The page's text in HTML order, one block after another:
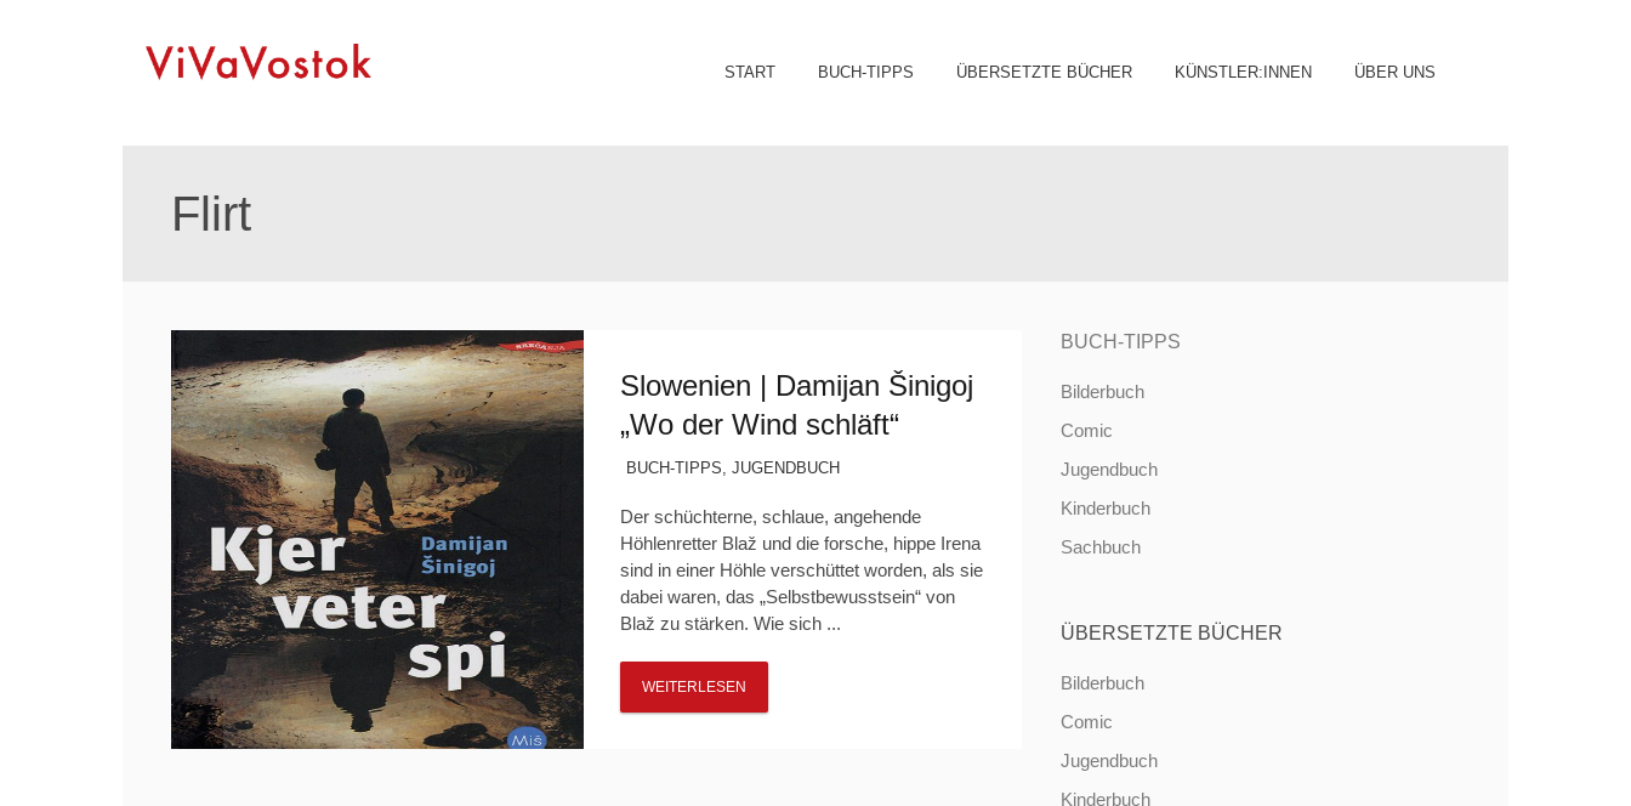
Skip
START BUCH-TIPPS ÜBERSETZTE BÜCHER KÜNSTLER:INNEN ÜBER UNS
Flirt
Slowenien | Damijan Šinigoj
„Wo der Wind schläft“
BUCH-TIPPS, JUGENDBUCH
Der schüchterne, schlaue, angehende
Höhlenretter Blaž und die forsche, hippe Irena
sind in einer Höhle verschüttet worden, als sie
dabei waren, das „Selbstbewusstsein“ von
Blaž zu stärken. Wie sich ...
WEITERLESEN
BUCH-TIPPS
Bilderbuch
Comic
Jugendbuch
Kinderbuch
Sachbuch
ÜBERSETZTE BÜCHER
Bilderbuch
Comic
Jugendbuch
Kinderbuch